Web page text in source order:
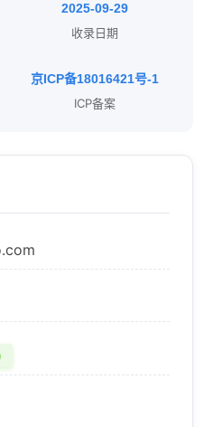
2025-09-29
收录日期
京ICP备18016421号-1
ICP备案